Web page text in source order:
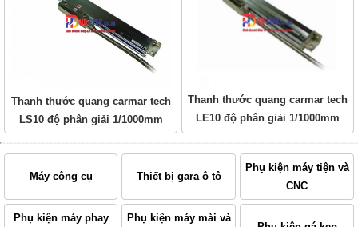
Thanh thước quang carmar tech
LS10 độ phân giải 1/1000mm
Thanh thước quang carmar tech
LE10 độ phân giải 1/1000mm
Máy công cụ Thiết bị gara ô tô
Phụ kiện máy tiện và
CNC
Phụ kiện máy phay Phụ kiện máy mài và